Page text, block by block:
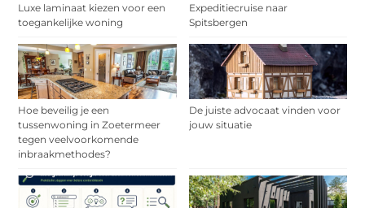
Luxe laminaat kiezen voor een
toegankelijke woning
Expeditiecruise naar
Spitsbergen
Hoe beveilig je een
tussenwoning in Zoetermeer
tegen veelvoorkomende
inbraakmethodes?
De juiste advocaat vinden voor
jouw situatie